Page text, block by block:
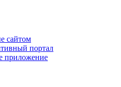
сайтом
портал
приложение